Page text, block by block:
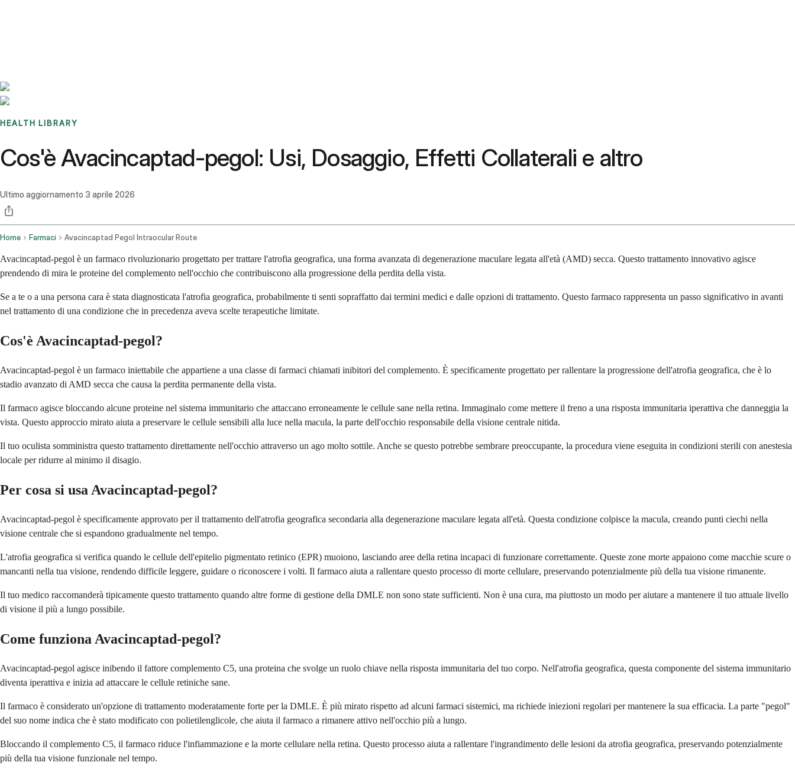
HEALTH LIBRARY
Cos'è Avacincaptad-pegol: Usi, Dosaggio, Effetti Collaterali e altro
Ultimo aggiornamento 3 aprile 2026
Home Farmaci Avacincaptad Pegol Intraocular Route
Avacincaptad-pegol è un farmaco rivoluzionario progettato per trattare l'atrofia geografica, una forma avanzata di degenerazione maculare legata all'età (AMD) secca. Questo trattamento innovativo agisce
prendendo di mira le proteine del complemento nell'occhio che contribuiscono alla progressione della perdita della vista.
Se a te o a una persona cara è stata diagnosticata l'atrofia geografica, probabilmente ti senti sopraffatto dai termini medici e dalle opzioni di trattamento. Questo farmaco rappresenta un passo significativo in avanti
nel trattamento di una condizione che in precedenza aveva scelte terapeutiche limitate.
Cos'è Avacincaptad-pegol?
Avacincaptad-pegol è un farmaco iniettabile che appartiene a una classe di farmaci chiamati inibitori del complemento. È specificamente progettato per rallentare la progressione dell'atrofia geografica, che è lo
stadio avanzato di AMD secca che causa la perdita permanente della vista.
Il farmaco agisce bloccando alcune proteine nel sistema immunitario che attaccano erroneamente le cellule sane nella retina. Immaginalo come mettere il freno a una risposta immunitaria iperattiva che danneggia la
vista. Questo approccio mirato aiuta a preservare le cellule sensibili alla luce nella macula, la parte dell'occhio responsabile della visione centrale nitida.
Il tuo oculista somministra questo trattamento direttamente nell'occhio attraverso un ago molto sottile. Anche se questo potrebbe sembrare preoccupante, la procedura viene eseguita in condizioni sterili con anestesia
locale per ridurre al minimo il disagio.
Per cosa si usa Avacincaptad-pegol?
Avacincaptad-pegol è specificamente approvato per il trattamento dell'atrofia geografica secondaria alla degenerazione maculare legata all'età. Questa condizione colpisce la macula, creando punti ciechi nella
visione centrale che si espandono gradualmente nel tempo.
L'atrofia geografica si verifica quando le cellule dell'epitelio pigmentato retinico (EPR) muoiono, lasciando aree della retina incapaci di funzionare correttamente. Queste zone morte appaiono come macchie scure o
mancanti nella tua visione, rendendo difficile leggere, guidare o riconoscere i volti. Il farmaco aiuta a rallentare questo processo di morte cellulare, preservando potenzialmente più della tua visione rimanente.
Il tuo medico raccomanderà tipicamente questo trattamento quando altre forme di gestione della DMLE non sono state sufficienti. Non è una cura, ma piuttosto un modo per aiutare a mantenere il tuo attuale livello
di visione il più a lungo possibile.
Come funziona Avacincaptad-pegol?
Avacincaptad-pegol agisce inibendo il fattore complemento C5, una proteina che svolge un ruolo chiave nella risposta immunitaria del tuo corpo. Nell'atrofia geografica, questa componente del sistema immunitario
diventa iperattiva e inizia ad attaccare le cellule retiniche sane.
Il farmaco è considerato un'opzione di trattamento moderatamente forte per la DMLE. È più mirato rispetto ad alcuni farmaci sistemici, ma richiede iniezioni regolari per mantenere la sua efficacia. La parte "pegol"
del suo nome indica che è stato modificato con polietilenglicole, che aiuta il farmaco a rimanere attivo nell'occhio più a lungo.
Bloccando il complemento C5, il farmaco riduce l'infiammazione e la morte cellulare nella retina. Questo processo aiuta a rallentare l'ingrandimento delle lesioni da atrofia geografica, preservando potenzialmente
più della tua visione funzionale nel tempo.